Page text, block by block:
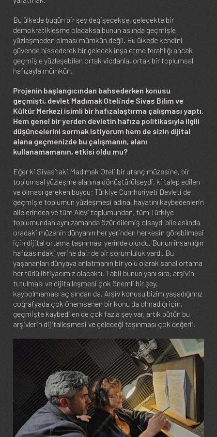
Bu ülkede bugün bir şey değişecekse, gelecekte bir
demokratikleşme olacaksa bunun aslında geçmişle
yüzleşmeden olması mümkün değil. Bu ülkede kendini
güvende hissederek bir gelecek inşa etme ferahlığı ancak
geçmişle yüzleşebilen ortak vicdanla, ortak bir toplumsal
hafızayla mümkün.
Projenin başlangıcından bahsederken konusu
geçmişti, devlet Madımak Oteli’nde Sivas Bilim ve
Kültür Merkezi isimli bir hafızalaştırma çalışması yaptı.
Hem genel bir yerden devletin hafıza politikasıyla ilgili
düşüncelerini sormak istiyorum hem de sizin dijital
alana geçmenizde bu çalışmanın, alanı
kullanamamanın, etkisi oldu mu?
Eğer ki Sivas’taki Madımak Oteli bir utanç müzesine, bir
toplumsal yüzleşme alanına dönüştürülseydi, ki talep edilen
ve olması gereken buydu; Türkiye Cumhuriyeti Devleti de
geçmişle toplumun yüzleşmesi adına, hayatını kaybedenlerin
ailelerinden ve tüm Alevi toplumundan, tüm Türkiye
toplumundan aynı zamanda özür dilemiş olsaydı bile aslında
oradaki müzenin dünyanın her yerinden herkesin görebilmesi
için dijital ortama taşınması yerinde olurdu. Bunun insanlığın
hafızasındaki yerine dair de bir sorumluluk vardı. Bu
yaşananları dünyaya anlatmanın bir yolu olarak sanal ortama
her türlü ihtiyacımız olacaktı. Tabii bunun yanı sıra, arşivin
tutulması ve dijitalleşmesi çok önemli bir şey,
kaybolmaması açısından da. Arşiv konusu bizim yaşadığımız
coğrafyada çok önemsenen bir konu da olmadığı için,
geçmişte kaybedilen de çok fazla şey var, artık bütün bu
arşivlerin dijitalleşmesi ve geleceği taşınması çok değerli.